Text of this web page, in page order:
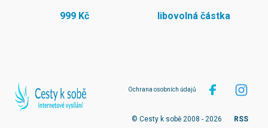
999 Kč libovolná částka
Ochrana osobních údajů
© Cesty k sobě 2008 - 2026 RSS